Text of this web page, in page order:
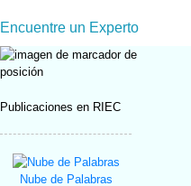
Encuentre un Experto
Publicaciones en RIEC
Nube de Palabras